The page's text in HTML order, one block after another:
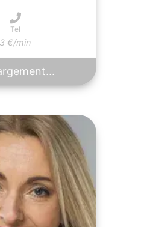
Tel
3 €/min